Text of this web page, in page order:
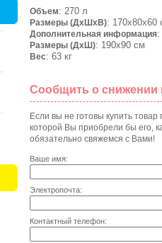
Объем: 270 л
Размеры (ДхШхВ): 170х80х60
Дополнительная информация:
Размеры (ДхШ): 190х90 см
Вес: 63 кг
Сообщить о снижении
Если вы не готовы купить
которой Вы приобрели бы его,
обязательно свяжемся с Вами!
Ваше имя:
Электропочта:
Контактный телефон: